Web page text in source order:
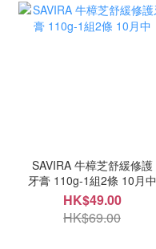
SAVIRA 牛樟芝舒緩修護
牙膏 110g-1組2條 10月中
HK$49.00
HK$69.00